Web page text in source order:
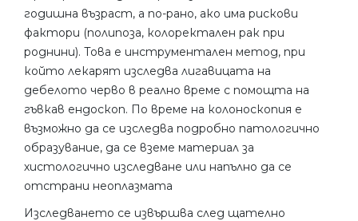
годишна възраст, а по-рано, ако има рискови
фактори (полипоза, колоректален рак при
роднини). Това е инструментален метод, при
който лекарят изследва лигавицата на
дебелото черво в реално време с помощта на
гъвкав ендоскоп. По време на колоноскопия е
възможно да се изследва подробно патологично
образувание, да се вземе материал за
хистологично изследване или напълно да се
отстрани неоплазмата
Изследването се извършва след щателно